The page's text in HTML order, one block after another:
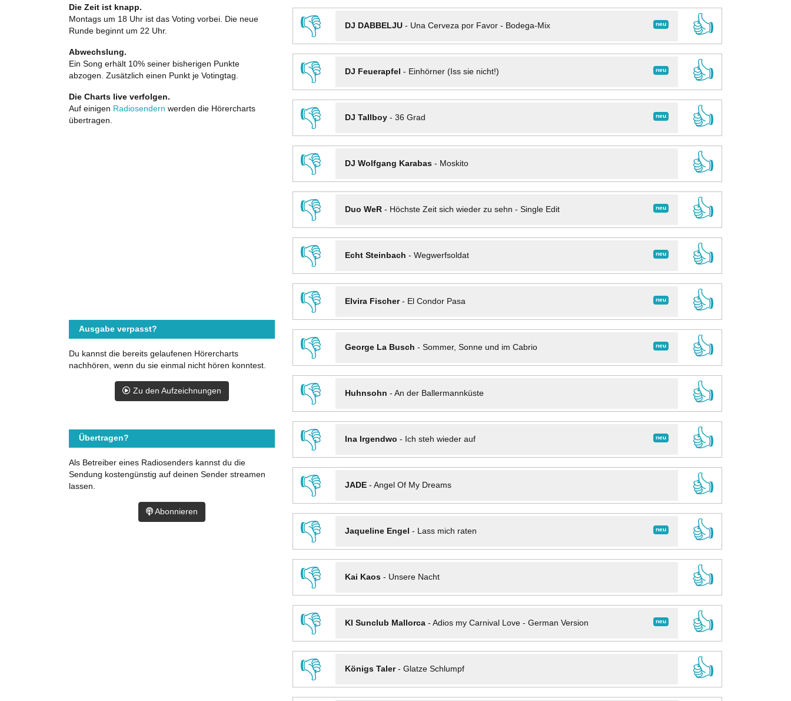
👎
neu
DJ DABBELJU- Una Cerveza por Favor - Bodega-Mix
👍
👎
neu
DJ Feuerapfel - Einhörner (Iss sie nicht!)
👍
👎
neu
DJ Tallboy- 36 Grad
👍
👎
DJ Wolfgang Karabas- Moskito
👍
👎
neu
Duo WeR- Höchste Zeit sich wieder zu sehn - Single Edit
👍
👎
neu
Echt Steinbach - Wegwerfsoldat
👍
👎
neu
Elvira Fischer- El Condor Pasa
👍
👎
neu
George La Busch - Sommer, Sonne und im Cabrio
👍
👎
Huhnsohn - An der Ballermannküste
👍
👎
neu
Ina Irgendwo - Ich steh wieder auf
👍
👎
JADE- Angel Of My Dreams
👍
👎
neu
Jaqueline Engel - Lass mich raten
👍
👎
Kai Kaos- Unsere Nacht
👍
👎
neu
KI Sunclub Mallorca- Adios my Carnival Love - German Version
👍
👎
Königs Taler- Glatze Schlumpf
👍
Die Zeit ist knapp.
Montags um 18 Uhr ist das Voting vorbei. Die neue
Runde beginnt um 22 Uhr.
Abwechslung.
Ein Song erhält 10% seiner bisherigen Punkte
abzogen. Zusätzlich einen Punkt je Votingtag.
Die Charts live verfolgen.
Auf einigen Radiosendern werden die Hörercharts
übertragen.
Ausgabe verpasst?
Du kannst die bereits gelaufenen Hörercharts
nachhören, wenn du sie einmal nicht hören konntest.
Zu den Aufzeichnungen
Übertragen?
Als Betreiber eines Radiosenders kannst du die
Sendung kostengünstig auf deinen Sender streamen
lassen.
Abonnieren